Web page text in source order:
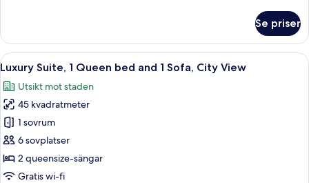
utsikt
mot
staden
dubbelrum
1
queensize-
säng
utsikt
mot
staden
Se priser
Öppna
alla
foton
för
Luxury
Suite,
1
Queen
Ett hotellrum med en stor säng, två
5
Luxury Suite, 1 Queen bed and 1 Sofa, City View
Utsikt mot staden
45 kvadratmeter
1 sovrum
6 sovplatser
2 queensize-sängar
Gratis wi-fi